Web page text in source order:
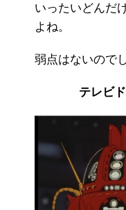
いったいどんだ
よね。
弱点はないので
テレビ